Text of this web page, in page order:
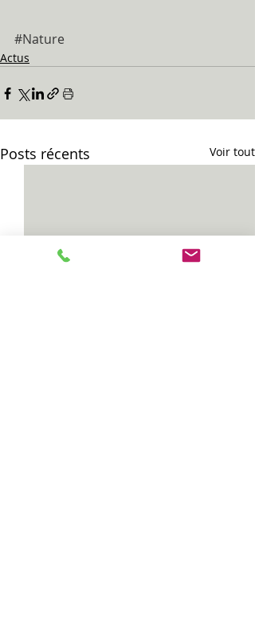
#Nature
Actus
Posts récents Voir tout